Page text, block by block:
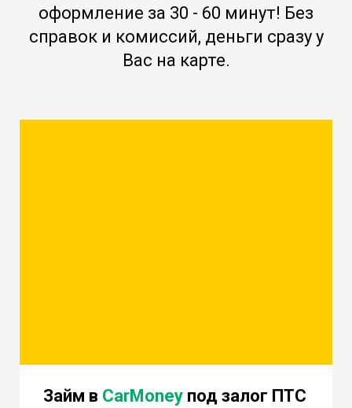
оформление за 30 - 60 минут! Без
справок и комиссий, деньги сразу у
Вас на карте.
Займ в CarMoney под залог ПТС